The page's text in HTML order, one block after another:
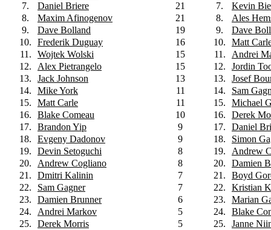
7.
Daniel Briere
21
8.
Maxim Afinogenov
21
9.
Dave Bolland
19
10.
Frederik Duguay
16
11.
Wojtek Wolski
15
12.
Alex Pietrangelo
15
13.
Jack Johnson
13
14.
Mike York
11
15.
Matt Carle
11
16.
Blake Comeau
10
17.
Brandon Yip
9
18.
Evgeny Dadonov
9
19.
Devin Setoguchi
8
20.
Andrew Cogliano
8
21.
Dmitri Kalinin
7
22.
Sam Gagner
7
23.
Damien Brunner
6
24.
Andrei Markov
5
25.
Derek Morris
5
7.
Kevin
8.
Ales
9.
Dave
10.
Matt
11.
Andrei
12.
Jordin
13.
Josef
14.
Sam
15.
Michael
16.
Derek
17.
Daniel
18.
Simon
19.
Andrew
20.
Damien
21.
Boyd
22.
Kristian
23.
Marian
24.
Blake
25.
Janne